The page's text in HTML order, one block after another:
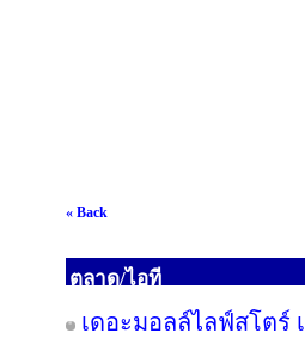
« Back
ตลาด/ไอที
เดอะมอลล์ไลฟ์สโตร์